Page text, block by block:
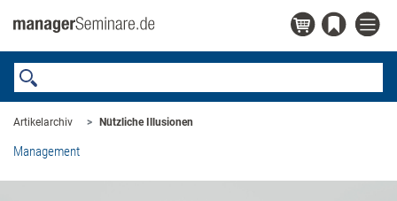
Artikelarchiv Nützliche Illusionen
Management